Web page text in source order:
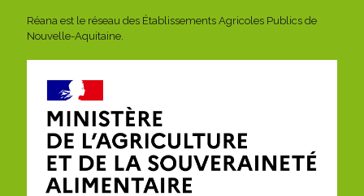
Réana est le réseau des Établissements Agricoles Publics de
Nouvelle-Aquitaine.